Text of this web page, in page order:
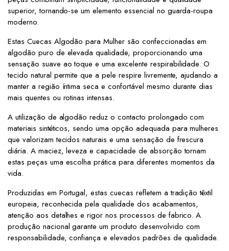
superior, tornando-se um elemento essencial no guarda-roupa
moderno.
Estas Cuecas Algodão para Mulher são confeccionadas em
algodão puro de elevada qualidade, proporcionando uma
sensação suave ao toque e uma excelente respirabilidade. O
tecido natural permite que a pele respire livremente, ajudando a
manter a região íntima seca e confortável mesmo durante dias
mais quentes ou rotinas intensas.
A utilização de algodão reduz o contacto prolongado com
materiais sintéticos, sendo uma opção adequada para mulheres
que valorizam tecidos naturais e uma sensação de frescura
diária. A maciez, leveza e capacidade de absorção tornam
estas peças uma escolha prática para diferentes momentos da
vida.
Produzidas em Portugal, estas cuecas refletem a tradição têxtil
europeia, reconhecida pela qualidade dos acabamentos,
atenção aos detalhes e rigor nos processos de fabrico. A
produção nacional garante um produto desenvolvido com
responsabilidade, confiança e elevados padrões de qualidade.